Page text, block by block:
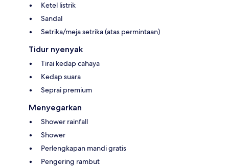
Ketel listrik
Sandal
Setrika/meja setrika (atas permintaan)
Tidur nyenyak
Tirai kedap cahaya
Kedap suara
Seprai premium
Menyegarkan
Shower rainfall
Shower
Perlengkapan mandi gratis
Pengering rambut